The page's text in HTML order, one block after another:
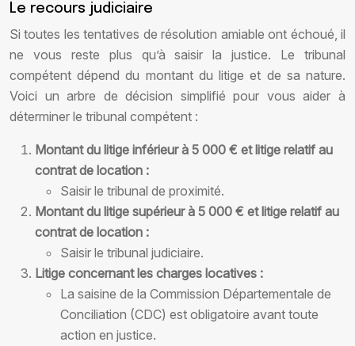
Le recours judiciaire
Si toutes les tentatives de résolution amiable ont échoué, il
ne vous reste plus qu’à saisir la justice. Le tribunal
compétent dépend du montant du litige et de sa nature.
Voici un arbre de décision simplifié pour vous aider à
déterminer le tribunal compétent :
Montant du litige inférieur à 5 000 € et litige relatif au
contrat de location :
Saisir le tribunal de proximité.
Montant du litige supérieur à 5 000 € et litige relatif au
contrat de location :
Saisir le tribunal judiciaire.
Litige concernant les charges locatives :
La saisine de la Commission Départementale de
Conciliation (CDC) est obligatoire avant toute
action en justice.